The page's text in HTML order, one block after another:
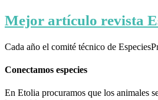
Mejor artículo revista
Cada año el comité técnico de
Conectamos especies
En Etolia procuramos que los animales